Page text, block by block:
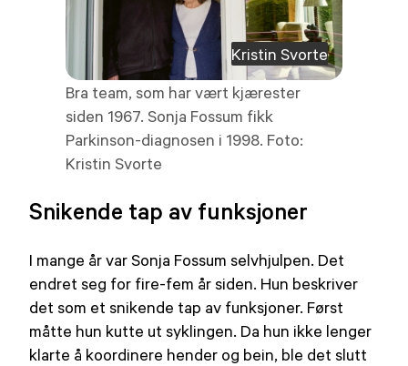
Kristin Svorte
Bra team, som har vært kjærester
siden 1967. Sonja Fossum fikk
Parkinson-diagnosen i 1998. Foto:
Kristin Svorte
Snikende tap av funksjoner
I mange år var Sonja Fossum selvhjulpen. Det
endret seg for fire-fem år siden. Hun beskriver
det som et snikende tap av funksjoner. Først
måtte hun kutte ut syklingen. Da hun ikke lenger
klarte å koordinere hender og bein, ble det slutt